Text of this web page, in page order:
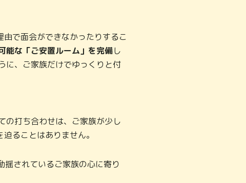
で面会ができなかったりするこ
能な「ご安置ルーム」を完備し
に、ご家族だけでゆっくりと付
の打ち合わせは、ご家族が少し
ることはありません。
されているご家族の心に寄り